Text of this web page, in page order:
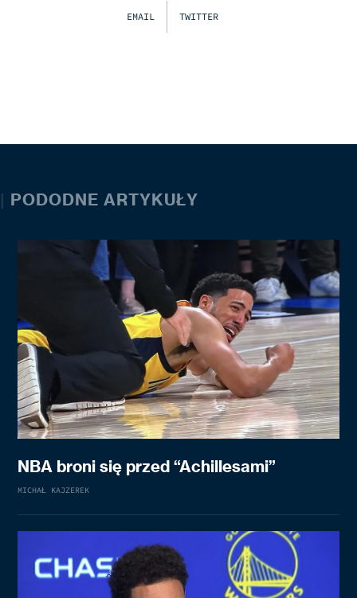
EMAIL TWITTER
| PODODNE ARTYKUŁY
NBA broni się przed “Achillesami”
MICHAŁ KAJZEREK